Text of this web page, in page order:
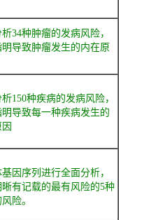
34种肿瘤的发病风险，
明导致肿瘤发生的内在原
150种疾病的发病风险，
明导致每一种疾病发生的
因序列进行全面分析，
有记载的最有风险的5种
险。